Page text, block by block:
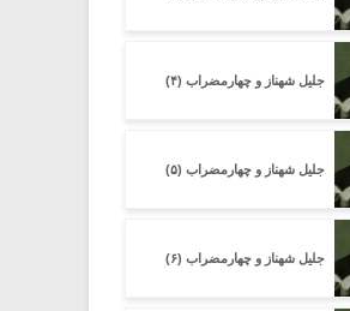
جلیل شهناز و چهارمضراب (۴)
جلیل شهناز و چهارمضراب (۵)
جلیل شهناز و چهارمضراب (۶)